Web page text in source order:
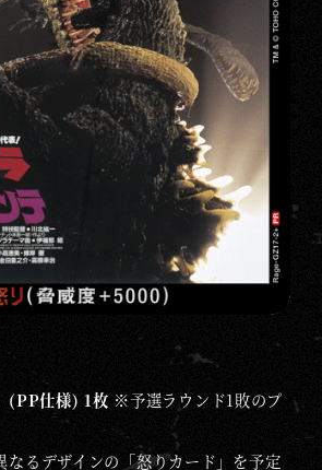
(PP仕様) 1枚 ※予選ラウンド1敗のプ
るデザインの「怒りカード」を予定